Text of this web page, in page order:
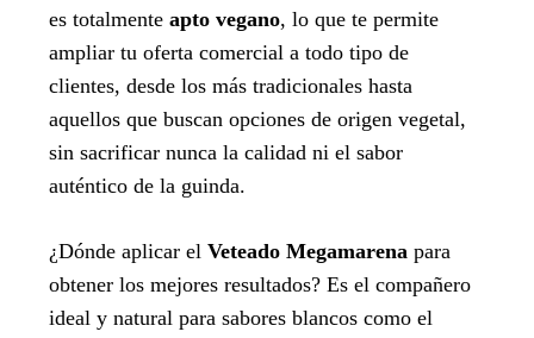
es totalmente apto vegano, lo que te permite
ampliar tu oferta comercial a todo tipo de
clientes, desde los más tradicionales hasta
aquellos que buscan opciones de origen vegetal,
sin sacrificar nunca la calidad ni el sabor
auténtico de la guinda.
¿Dónde aplicar el Veteado Megamarena para
obtener los mejores resultados? Es el compañero
ideal y natural para sabores blancos como el